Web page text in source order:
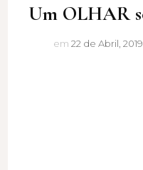
Um OLHAR
em 22 de Abril, 2019